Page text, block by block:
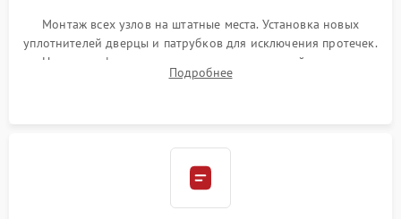
Монтаж всех узлов на штатные места. Установка новых
уплотнителей дверцы и патрубков для исключения протечек.
Надежная фиксация хомутов гидравлической системы,
сборка корпуса и установка датчика поплавка.
Подробнее